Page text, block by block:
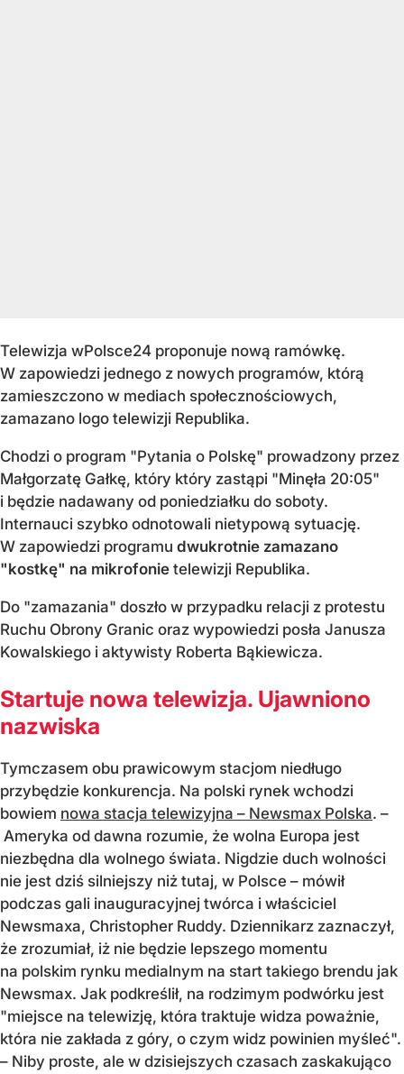
Telewizja wPolsce24 proponuje nową ramówkę.
W zapowiedzi jednego z nowych programów, którą
zamieszczono w mediach społecznościowych,
zamazano logo telewizji Republika.
Chodzi o program "Pytania o Polskę" prowadzony przez
Małgorzatę Gałkę, który który zastąpi "Minęła 20:05"
i będzie nadawany od poniedziałku do soboty.
Internauci szybko odnotowali nietypową sytuację.
W zapowiedzi programu dwukrotnie zamazano
"kostkę" na mikrofonie telewizji Republika.
Do "zamazania" doszło w przypadku relacji z protestu
Ruchu Obrony Granic oraz wypowiedzi posła Janusza
Kowalskiego i aktywisty Roberta Bąkiewicza.
Startuje nowa telewizja. Ujawniono
nazwiska
Tymczasem obu prawicowym stacjom niedługo
przybędzie konkurencja. Na polski rynek wchodzi
bowiem nowa stacja telewizyjna – Newsmax Polska. –
Ameryka od dawna rozumie, że wolna Europa jest
niezbędna dla wolnego świata. Nigdzie duch wolności
nie jest dziś silniejszy niż tutaj, w Polsce – mówił
podczas gali inauguracyjnej twórca i właściciel
Newsmaxa, Christopher Ruddy. Dziennikarz zaznaczył,
że zrozumiał, iż nie będzie lepszego momentu
na polskim rynku medialnym na start takiego brendu jak
Newsmax. Jak podkreślił, na rodzimym podwórku jest
"miejsce na telewizję, która traktuje widza poważnie,
która nie zakłada z góry, o czym widz powinien myśleć".
– Niby proste, ale w dzisiejszych czasach zaskakująco